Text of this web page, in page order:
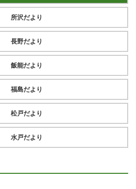
所沢だより
長野だより
飯能だより
福島だより
松戸だより
水戸だより